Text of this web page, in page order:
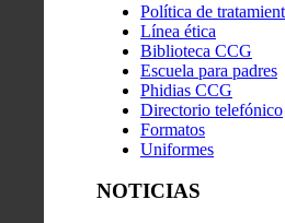
Política de
Línea ética
Biblioteca CCG
Escuela para padres
Phidias CCG
Directorio telefónico
Formatos
Uniformes
NOTICIAS